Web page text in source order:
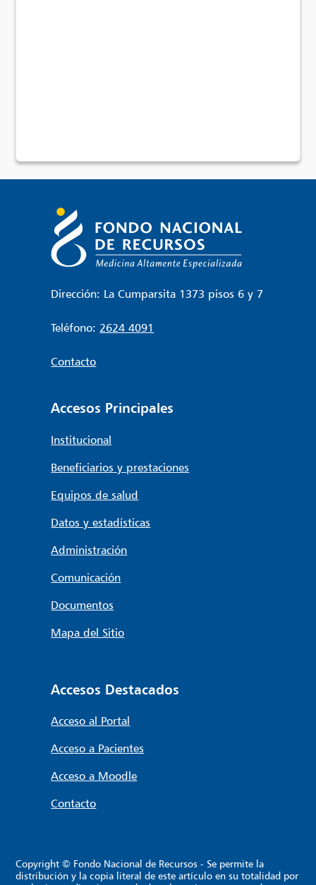
Dirección: La Cumparsita 1373 pisos 6 y 7
Teléfono: 2624 4091
Contacto
Accesos Principales
Institucional
Beneficiarios y prestaciones
Equipos de salud
Datos y estadísticas
Administración
Comunicación
Documentos
Mapa del Sitio
Accesos Destacados
Acceso al Portal
Acceso a Pacientes
Acceso a Moodle
Contacto
Copyright © Fondo Nacional de Recursos - Se permite la
distribución y la copia literal de este artículo en su totalidad por